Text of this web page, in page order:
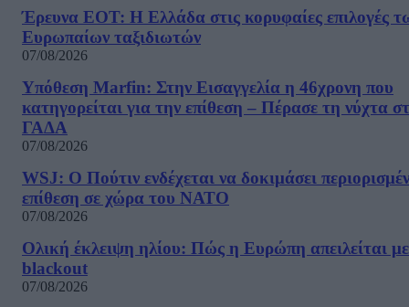
Έρευνα ΕΟΤ: Η Ελλάδα στις κορυφαίες επιλογές
Ευρωπαίων ταξιδιωτών
07/08/2026
Υπόθεση Marfin: Στην Εισαγγελία η 46χρονη που
κατηγορείται για την επίθεση – Πέρασε τη νύχτα
ΓΑΔΑ
07/08/2026
WSJ: Ο Πούτιν ενδέχεται να δοκιμάσει
επίθεση σε χώρα του ΝΑΤΟ
07/08/2026
Ολική έκλειψη ηλίου: Πώς η Ευρώπη απειλείται με
blackout
07/08/2026